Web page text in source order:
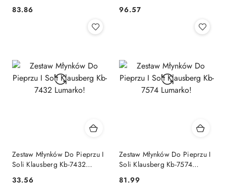
Cena:
83.86 Cena:
96.57
Zestaw Młynków Do Pieprzu I
Soli Klausberg Kb-7432
33.56
Zestaw Młynków Do Pieprzu I
Soli Klausberg Kb-7574
81.99